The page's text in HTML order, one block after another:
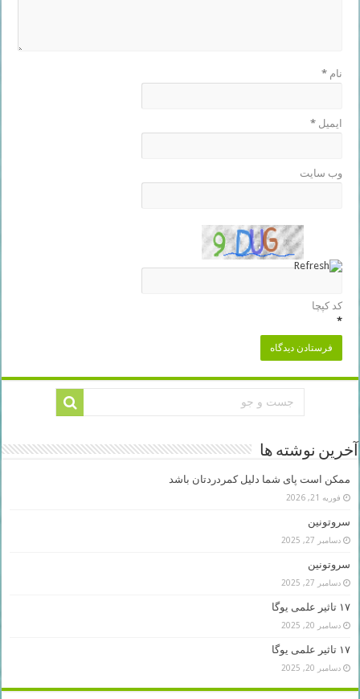
نام*
ایمیل*
وب‌ سایت
کد کپچا
*
آخرین نوشته ها
ممکن است پای شما دلیل کمردردتان باشد
فوریه 21, 2026
سروتونین
دسامبر 27, 2025
سروتونین
دسامبر 27, 2025
۱۷ تاثیر علمی یوگا
دسامبر 20, 2025
۱۷ تاثیر علمی یوگا
دسامبر 20, 2025